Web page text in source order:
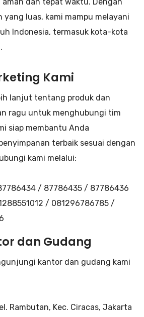
yang luas, kami mampu melayani
Indonesia, termasuk kota-kota
Kami
lanjut tentang produk dan
ragu untuk menghubungi tim
siap membantu Anda
terbaik sesuai dengan
kami melalui:
/ 87786435 / 87786436
/ 081296786785 /
dan Gudang
kantor dan gudang kami
Rambutan, Kec. Ciracas, Jakarta